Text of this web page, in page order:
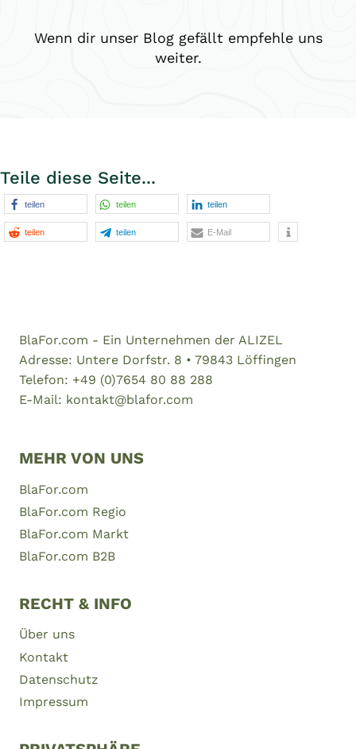
Wenn dir unser Blog gefällt empfehle uns
weiter.
Teile diese Seite...
teilen teilen teilen
teilen teilen E-Mail
BlaFor.com - Ein Unternehmen der ALIZEL
Adresse: Untere Dorfstr. 8 • 79843 Löffingen
Telefon: +49 (0)7654 80 88 288
E-Mail: kontakt@blafor.com
MEHR VON UNS
BlaFor.com
BlaFor.com Regio
BlaFor.com Markt
BlaFor.com B2B
RECHT & INFO
Über uns
Kontakt
Datenschutz
Impressum